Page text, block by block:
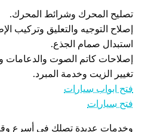
تصليح المحرك وشرائط المحرك.
إصلاح التوجيه والتعليق وتركيب
استبدال صمام الجذع.
إصلاحات كاتم الصوت والدعامات
تغيير الزيت وخدمة المبرد.
فتح ابواب سيارات
فتح سيارات
وخدمات عديدة تصلك في أسرع